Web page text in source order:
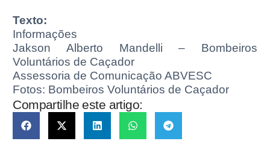
Texto:
Informações
Jakson Alberto Mandelli – Bombeiros
Voluntários de Caçador
Assessoria de Comunicação ABVESC
Fotos: Bombeiros Voluntários de Caçador
Compartilhe este artigo: